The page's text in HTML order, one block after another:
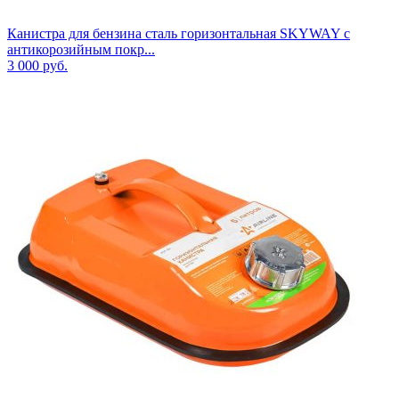
Канистра для бензина сталь горизонтальная SKYWAY с
антикорозийным покр...
3 000 руб.